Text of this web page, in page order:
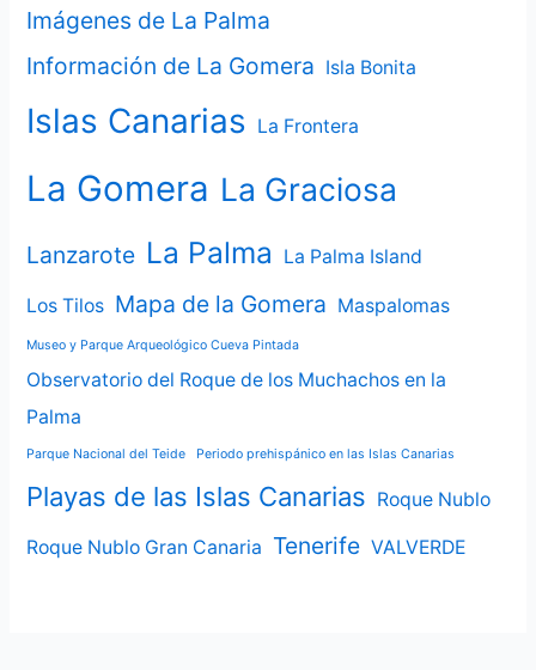
Imágenes de La Palma
Información de La Gomera Isla Bonita
Islas Canarias La Frontera
La Gomera La Graciosa
Lanzarote La Palma La Palma Island
Los Tilos Mapa de la Gomera Maspalomas
Museo y Parque Arqueológico Cueva Pintada
Observatorio del Roque de los Muchachos en la
Palma
Parque Nacional del Teide Periodo prehispánico en las Islas Canarias
Playas de las Islas Canarias Roque Nublo
Roque Nublo Gran Canaria Tenerife VALVERDE